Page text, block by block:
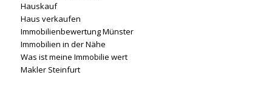
Hauskauf
Haus verkaufen
Immobilienbewertung Münster
Immobilien in der Nähe
Was ist meine Immobilie wert
Makler Steinfurt